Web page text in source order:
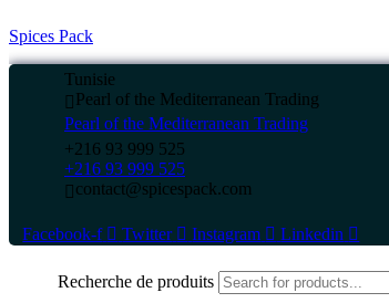
Spices Pack
Tunisie
Pearl of the Mediterranean Trading
Pearl of the Mediterranean Trading
+216 93 999 525
+216 93 999 525
contact@spicespack.com
Facebook-f Twitter Instagram Linkedin
Recherche de produits